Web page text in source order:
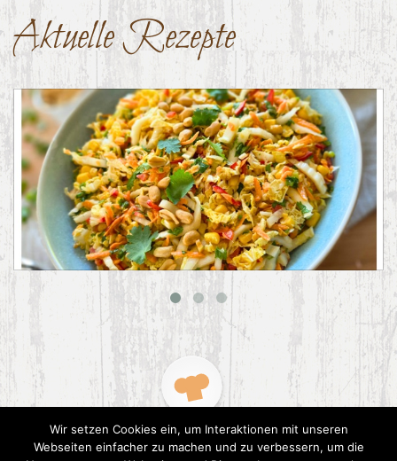
Aktuelle Rezepte
Asiatischer Chinakohl-Salat
Wir setzen Cookies ein, um Interaktionen mit unseren
Webseiten einfacher zu machen und zu verbessern, um die